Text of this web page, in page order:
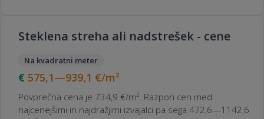
Steklena streha ali nadstrešek - cene
Na kvadratni meter
575,1—939,1 €/m²
Povprečna cena je 734,9 €/m². Razpon cen med
najcenejšimi in najdražjimi izvajalci pa sega 472,6—1142,6